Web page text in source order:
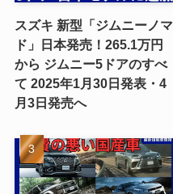
スズキ 新型「ジムニーノマ
ド」日本発売！265.1万円
から ジムニー5ドアのすべ
て 2025年1月30日発表・4
月3日発売へ